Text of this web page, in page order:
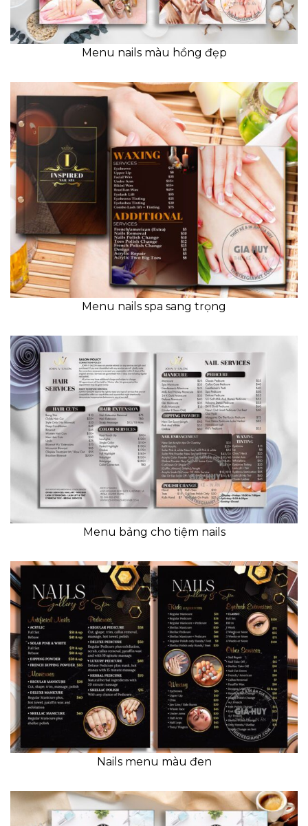
Menu nails màu hồng đẹp
Menu nails spa sang trọng
Menu bảng cho tiệm nails
Nails menu màu đen